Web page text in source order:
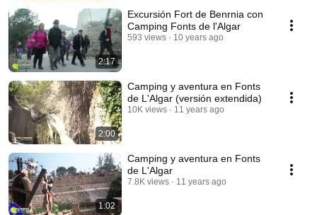
2:17
Excursión Fort de Benrnia con
Camping Fonts de l'Algar
593 views 10 years ago
2:00
Camping y aventura en Fonts
de L'Algar (versión extendida)
10K views 11 years ago
1:02
Camping y aventura en Fonts
de L'Algar
7.8K views 11 years ago